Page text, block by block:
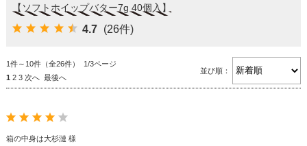
【ソフトホイップバター7g 40個入】
4.7 (26件)
1件～10件（全26件） 1/3ページ
1 2 3 次へ 最後へ
並び順：
箱の中身は大杉漣 様